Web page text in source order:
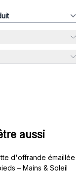
aussi